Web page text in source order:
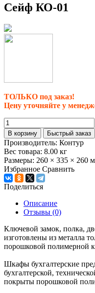
Сейф КО-01
ТОЛЬКО под заказ!
Цену уточняйте у
В корзину Быстрый заказ
Производитель: Контур
Вес товара: 8.00 кг
Размеры: 260 × 335 × 260
Избранное Сравнить
Поделиться
Описание
Отзывы (0)
Ключевой замок, полка,
изготовлены из металла
порошковой полимерной
Шкафы бухгалтерские
бухгалтерской,
покрыты порошковой